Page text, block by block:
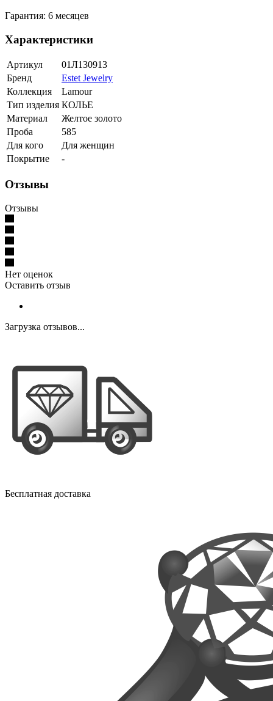
Гарантия: 6 месяцев
Характеристики
Артикул
01Л130913
Бренд
Estet Jewelry
Коллекция
Lamour
Тип изделия КОЛЬЕ
Материал
Желтое золото
Проба
585
Для кого
Для женщин
Покрытие
-
Отзывы
Отзывы
Нет оценок
Оставить отзыв
Загрузка отзывов...
Бесплатная доставка